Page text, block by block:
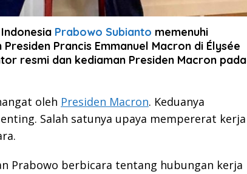
Prabowo Subianto memenuhi
Prancis Emmanuel Macron di Élysée
resmi dan kediaman Presiden Macron pada
oleh Presiden Macron. Keduanya
Salah satunya upaya mempererat kerja
Prabowo berbicara tentang hubungan kerja